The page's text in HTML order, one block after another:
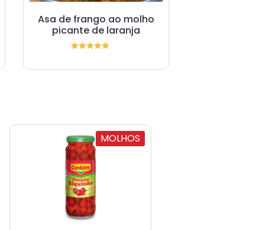
Asa de frango ao molho
picante de laranja
MOLHOS